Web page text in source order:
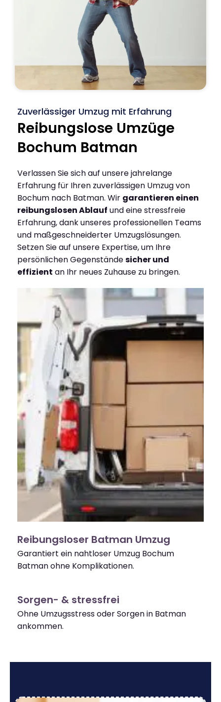
Zuverlässiger Umzug mit Erfahrung
Reibungslose Umzüge
Bochum Batman
Verlassen Sie sich auf unsere jahrelange
Erfahrung für Ihren zuverlässigen Umzug von
Bochum nach Batman. Wir garantieren einen
reibungslosen Ablauf und eine stressfreie
Erfahrung, dank unseres professionellen Teams
und maßgeschneiderter Umzugslösungen.
Setzen Sie auf unsere Expertise, um Ihre
persönlichen Gegenständesicher und
effizient an Ihr neues Zuhause zu bringen.
Reibungsloser Batman Umzug
Garantiert ein nahtloser Umzug Bochum
Batman ohne Komplikationen.
Sorgen- & stressfrei
Ohne Umzugsstress oder Sorgen in Batman
ankommen.